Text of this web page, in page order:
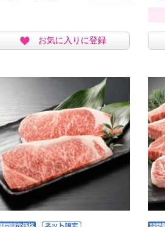
お気に入りに登録